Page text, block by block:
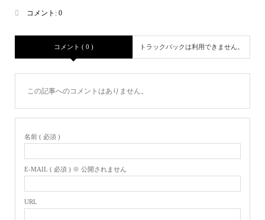
コメント: 0
コメント ( 0 ) トラックバックは利用できません。
この記事へのコメントはありません。
名前 ( 必須 )
E-MAIL ( 必須 ) ※ 公開されません
URL